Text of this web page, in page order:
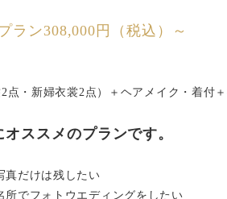
ラン308,000円（税込）～
点・新婦衣裳2点）＋ヘアメイク・着付
ススメのプランです。
真だけは残したい
所でフォトウエディングをしたい